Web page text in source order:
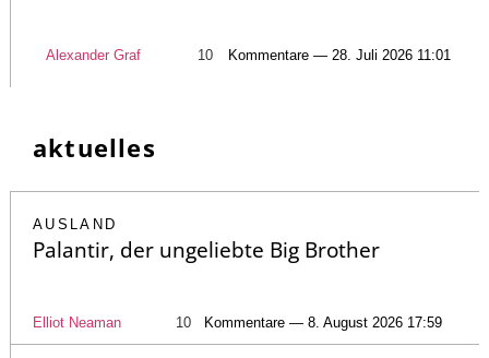
Alexander Graf 10 Kommentare — 28. Juli 2026 11:01
aktuelles
AUSLAND
Palantir, der ungeliebte Big Brother
Elliot Neaman 10 Kommentare — 8. August 2026 17:59